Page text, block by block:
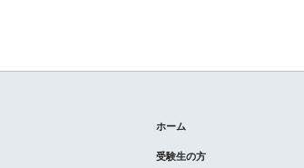
ホーム
受験生の方